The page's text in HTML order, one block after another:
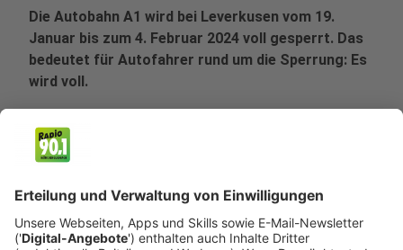
Die Autobahn A1 wird bei Leverkusen vom 19.
Januar bis zum 4. Februar 2024 voll gesperrt. Das
bedeutet für Autofahrer rund um die Sperrung: Es
wird voll.
Anzeige
Ab Freitag, 19. Januar um 22 Uhr ist die A1 in